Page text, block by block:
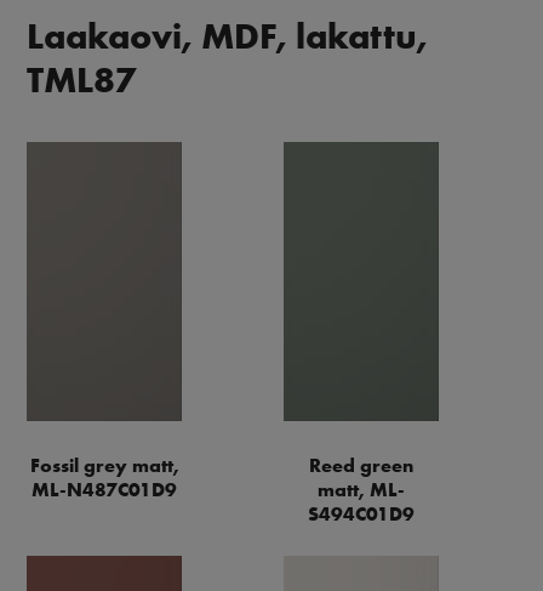
Laakaovi, MDF, lakattu,
TML87
Fossil grey matt,
ML-N487C01D9
Reed green
matt, ML-
S494C01D9